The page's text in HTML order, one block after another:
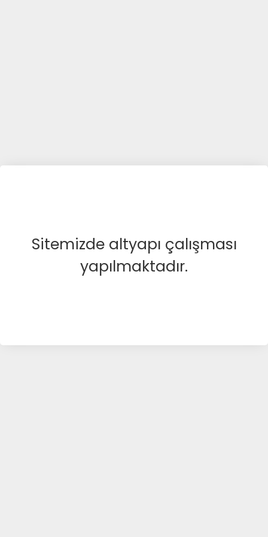
Sitemizde altyapı çalışması
yapılmaktadır.